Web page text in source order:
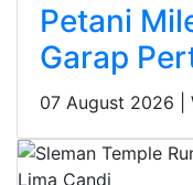
Petani
Garap
07 August 2026 |